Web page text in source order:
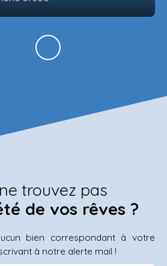
trouvez pas
de vos rêves ?
bien correspondant à votre
à notre alerte mail !